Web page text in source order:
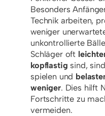
Besonders
Technik arbeiten,
weniger
unkontrollierte
Schläger oft
kopflastig sind,
spielen und
weniger. Dies hilft
Fortschritte zu
vermeiden.